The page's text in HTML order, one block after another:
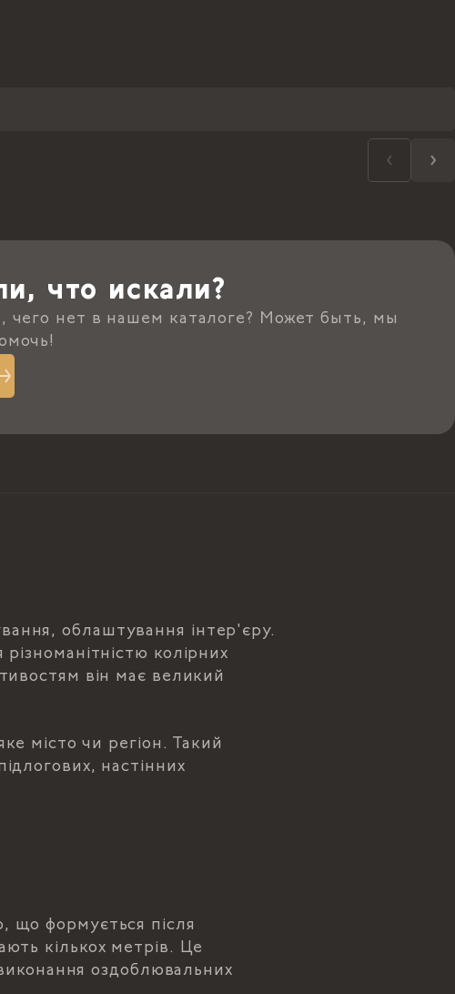
что искали?
чего нет в нашем каталоге? Может быть, мы
облаштування інтер'єру.
колірних
він має великий
місто чи регіон. Такий
настінних
що формується після
кількох метрів. Це
оздоблювальних